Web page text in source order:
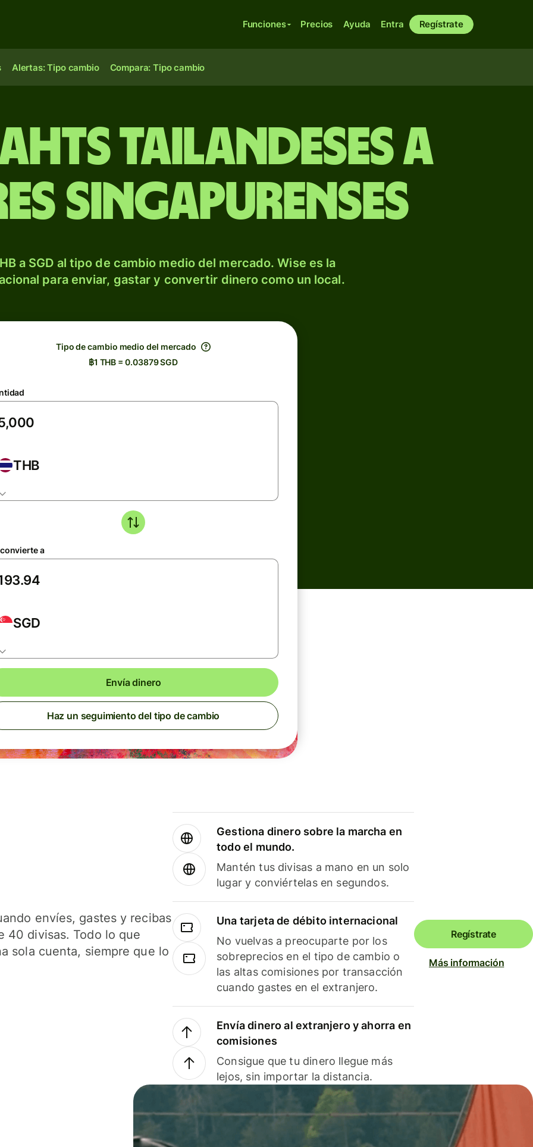
Funciones Precios Ayuda Entra Regístrate
Alertas: Tipo cambio Compara: Tipo cambio
tailandeses a
singapurenses
a SGD al tipo de cambio medio del mercado. Wise es la
para enviar, gastar y convertir dinero como un local.
Tipo de cambio medio del mercado
฿1 THB = 0.03879 SGD
THB
a
SGD
Envía dinero
Haz un seguimiento del tipo de cambio
envíes, gastes y recibas
40 divisas. Todo lo que
sola cuenta, siempre que lo
Gestiona dinero sobre la marcha en
todo el mundo.
Mantén tus divisas a mano en un solo
lugar y conviértelas en segundos.
Una tarjeta de débito internacional
No vuelvas a preocuparte por los
sobreprecios en el tipo de cambio o
las altas comisiones por transacción
cuando gastes en el extranjero.
Envía dinero al extranjero y ahorra en
comisiones
Consigue que tu dinero llegue más
lejos, sin importar la distancia.
Regístrate
Más información